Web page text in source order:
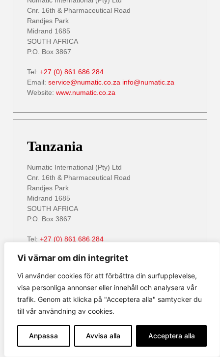
Vi värnar om din integritet
Vi använder cookies för att förbättra din surfupplevelse,
visa personliga annonser eller innehåll och analysera vår
trafik. Genom att klicka på "Acceptera alla" samtycker du
till vår användning av cookies.
Anpassa Avvisa alla Acceptera alla
Cnr. 16th & Pharmaceutical Road
Randjes Park
Midrand 1685
SOUTH AFRICA
P.O. Box 3867
Tel: +27 (0) 861 686 284
Email: service@numatic.co.za info@numatic.za
Website: www.numatic.co.za
Tanzania
Numatic International (Pty) Ltd
Cnr. 16th & Pharmaceutical Road
Randjes Park
Midrand 1685
SOUTH AFRICA
P.O. Box 3867
Tel: +27 (0) 861 686 284
Website: www.numatic.co.za
Zambia
Numatic International (Pty) Ltd
Cnr. 16th & Pharmaceutical Road